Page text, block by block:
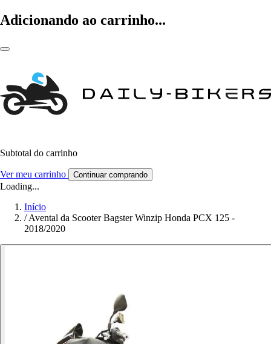
Adicionando ao carrinho...
Subtotal do carrinho
Ver meu carrinho Continuar comprando
Loading...
Início
/ Avental da Scooter Bagster Winzip Honda PCX 125 -
2018/2020